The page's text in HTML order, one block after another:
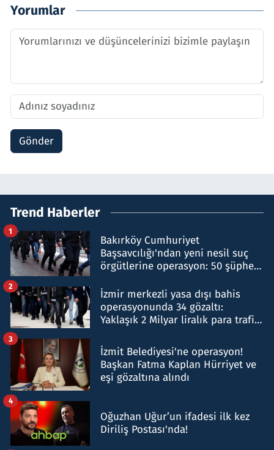
Yorumlar
Gönder
Trend Haberler
Bakırköy Cumhuriyet
Başsavcılığı'ndan yeni nesil suç
örgütlerine operasyon: 50 şüpheli
1
İzmir merkezli yasa dışı bahis
operasyonunda 34 gözaltı:
Yaklaşık 2 Milyar liralık para trafiği
2
İzmit Belediyesi'ne operasyon!
Başkan Fatma Kaplan Hürriyet ve
eşi gözaltına alındı
3
Oğuzhan Uğur’un ifadesi ilk kez
Diriliş Postası'nda!
4